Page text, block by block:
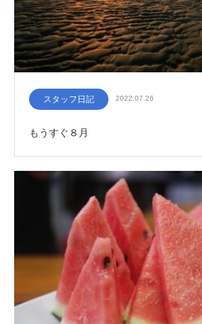
スタッフ日記 2022.07.26
もうすぐ８月